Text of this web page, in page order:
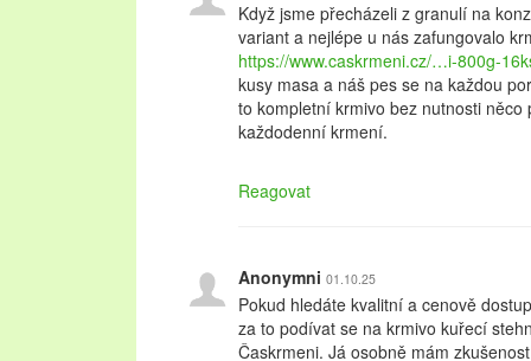
Když jsme přecházeli z granulí na
variant a nejlépe u nás zafungovalo
https://www.caskrmeni.cz/…i-800g-
kusy masa a náš pes se na každou
to kompletní krmivo bez nutnosti něco
každodenní krmení.
Reagovat
Anonymni 01.10.25
Pokud hledáte kvalitní a cenově
za to podívat se na krmivo kuřecí
Časkrmeni. Já osobně mám